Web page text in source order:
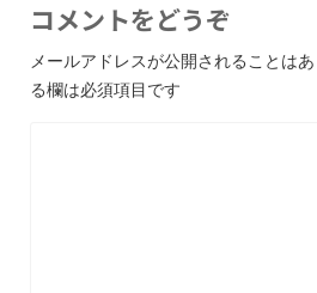
コメントをどうぞ
メールアドレスが公開されることはあ
る欄は必須項目です